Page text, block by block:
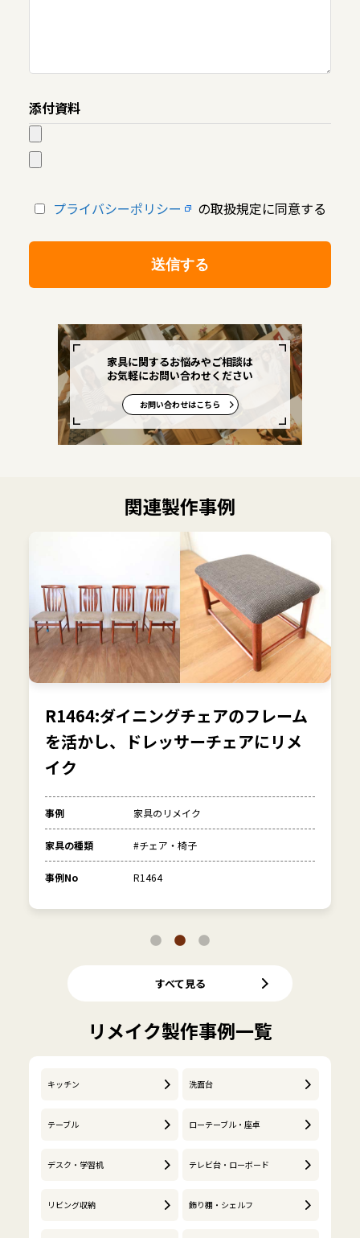
添付資料
プライバシーポリシー の取扱規定に同意する
家具に関するお悩みやご相談は
お気軽にお問い合わせください
お問い合わせはこちら
関連製作事例
R1463:ダイニングチェアをレスト
ア。座面生地を張り替え、座板を新
調
事例 家具のリメイク
家具の種類 #チェア・椅子
事例No R1463
すべて見る
リメイク製作事例一覧
キッチン 洗面台
テーブル ローテーブル・座卓
デスク・学習机 テレビ台・ローボード
リビング収納 飾り棚・シェルフ